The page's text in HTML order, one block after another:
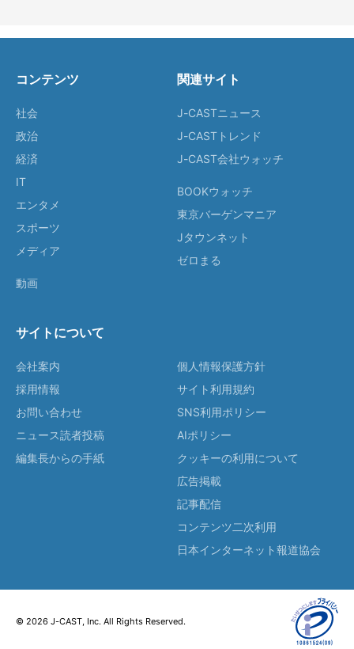
コンテンツ
社会
政治
経済
IT
エンタメ
スポーツ
メディア
動画
関連サイト
J-CASTニュース
J-CASTトレンド
J-CAST会社ウォッチ
BOOKウォッチ
東京バーゲンマニア
Jタウンネット
ゼロまる
サイトについて
会社案内
採用情報
お問い合わせ
ニュース読者投稿
編集長からの手紙
個人情報保護方針
サイト利用規約
SNS利用ポリシー
AIポリシー
クッキーの利用について
広告掲載
記事配信
コンテンツ二次利用
日本インターネット報道協会
© 2026 J-CAST, Inc. All Rights Reserved.